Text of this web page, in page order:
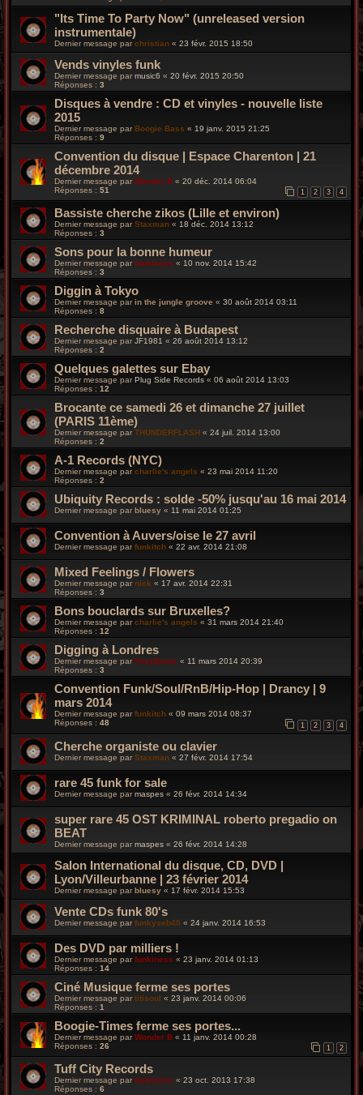
"Its Time To Party Now" (unreleased version
instrumentale)
Dernier message par christian « 23 févr. 2015 18:50
Vends vinyles funk
Dernier message par music6 « 20 févr. 2015 20:50
Réponses : 3
Disques à vendre : CD et vinyles - nouvelle liste
2015
Dernier message par Boogie Bass « 19 janv. 2015 21:25
Réponses : 9
Convention du disque | Espace Charenton | 21
décembre 2014
Dernier message par Wonder B « 20 déc. 2014 06:04
Réponses : 51 1 2 3 4
Bassiste cherche zikos (Lille et environ)
Dernier message parStaxman « 18 déc. 2014 13:12
Réponses : 3
Sons pour la bonne humeur
Dernier message par funkiness « 10 nov. 2014 15:42
Réponses : 3
Diggin à Tokyo
Dernier message parin the jungle groove « 30 août 2014 03:11
Réponses : 8
Recherche disquaire à Budapest
Dernier message par JF1981 « 26 août 2014 13:12
Réponses : 2
Quelques galettes sur Ebay
Dernier message par Plug Side Records « 06 août 2014 13:03
Réponses : 12
Brocante ce samedi 26 et dimanche 27 juillet
(PARIS 11ème)
Dernier message par THUNDERFLASH « 24 juil. 2014 13:00
Réponses : 2
A-1 Records (NYC)
Dernier message parcharlie's angels « 23 mai 2014 11:20
Réponses : 2
Ubiquity Records : solde -50% jusqu'au 16 mai 2014
Dernier message par bluesy « 11 mai 2014 01:25
Convention à Auvers/oise le 27 avril
Dernier message parfunkitch « 22 avr. 2014 21:08
Mixed Feelings / Flowers
Dernier message par nick « 17 avr. 2014 22:31
Réponses : 3
Bons bouclards sur Bruxelles?
Dernier message parcharlie's angels « 31 mars 2014 21:40
Réponses : 12
Digging à Londres
Dernier message par FoxyBronx « 11 mars 2014 20:39
Réponses : 3
Convention Funk/Soul/RnB/Hip-Hop | Drancy | 9
mars 2014
Dernier message par funkitch « 09 mars 2014 08:37
Réponses : 48 1 2 3 4
Cherche organiste ou clavier
Dernier message par Staxman « 27 févr. 2014 17:54
rare 45 funk for sale
Dernier message parmaspes « 26 févr. 2014 14:34
super rare 45 OST KRIMINAL roberto pregadio on
BEAT
Dernier message par maspes « 26 févr. 2014 14:28
Salon International du disque, CD, DVD |
Lyon/Villeurbanne | 23 février 2014
Dernier message par bluesy « 17 févr. 2014 15:53
Vente CDs funk 80's
Dernier message par funkyseb45 « 24 janv. 2014 16:53
Des DVD par milliers !
Dernier message parfunkiness « 23 janv. 2014 01:13
Réponses : 14
Ciné Musique ferme ses portes
Dernier message par titisoul « 23 janv. 2014 00:06
Réponses : 1
Boogie-Times ferme ses portes...
Dernier message parWonder B « 11 janv. 2014 00:28
Réponses : 26 1 2
Tuff City Records
Dernier message par funkiness « 23 oct. 2013 17:38
Réponses : 6